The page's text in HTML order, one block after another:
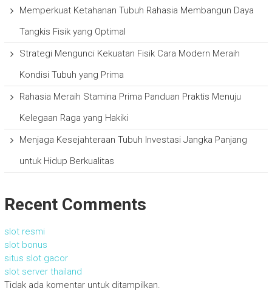
Memperkuat Ketahanan Tubuh Rahasia Membangun Daya
Tangkis Fisik yang Optimal
Strategi Mengunci Kekuatan Fisik Cara Modern Meraih
Kondisi Tubuh yang Prima
Rahasia Meraih Stamina Prima Panduan Praktis Menuju
Kelegaan Raga yang Hakiki
Menjaga Kesejahteraan Tubuh Investasi Jangka Panjang
untuk Hidup Berkualitas
Recent Comments
slot resmi
slot bonus
situs slot gacor
slot server thailand
Tidak ada komentar untuk ditampilkan.